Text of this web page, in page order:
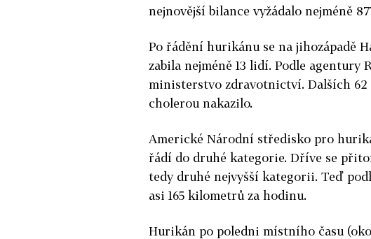
nejnovější bilance vyžádalo nejméně
Po řádění hurikánu se na jihozápadě
zabila nejméně 13 lidí. Podle agentury
ministerstvo zdravotnictví. Dalších 62
cholerou nakazilo.
Americké Národní středisko pro
řádí do druhé kategorie. Dříve se
tedy druhé nejvyšší kategorii. Teď
asi 165 kilometrů za hodinu.
Hurikán po poledni místního času